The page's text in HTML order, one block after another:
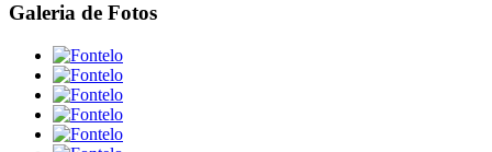
Galeria de Fotos